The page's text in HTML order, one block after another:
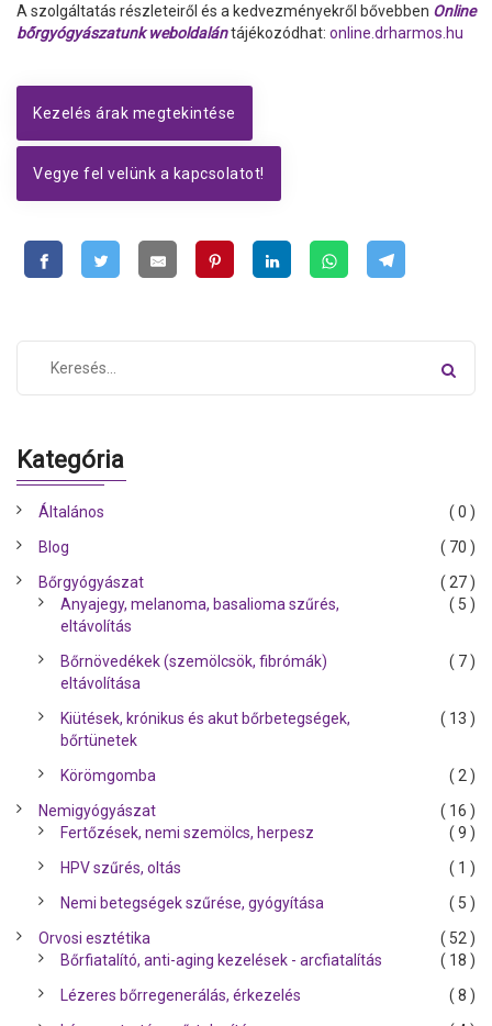
A szolgáltatás részleteiről és a kedvezményekről bővebben Online
bőrgyógyászatunk weboldalántájékozódhat: online.drharmos.hu
Kezelés árak megtekintése
Vegye fel velünk a kapcsolatot!
Kategória
Általános
( 0 )
Blog
( 70 )
Bőrgyógyászat
( 27 )
Anyajegy, melanoma, basalioma szűrés,
eltávolítás
( 5 )
Bőrnövedékek (szemölcsök, fibrómák)
eltávolítása
( 7 )
Kiütések, krónikus és akut bőrbetegségek,
bőrtünetek
( 13 )
Körömgomba
( 2 )
Nemigyógyászat
( 16 )
Fertőzések, nemi szemölcs, herpesz
( 9 )
HPV szűrés, oltás
( 1 )
Nemi betegségek szűrése, gyógyítása
( 5 )
Orvosi esztétika
( 52 )
Bőrfiatalító, anti-aging kezelések - arcfiatalítás
( 18 )
Lézeres bőrregenerálás, érkezelés
( 8 )